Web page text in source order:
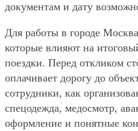
документам и дату
Для работы в городе
которые влияют на
поездки. Перед откликом
оплачивает дорогу до
сотрудники, как
спецодежда, медосмотр,
оформление и понятные